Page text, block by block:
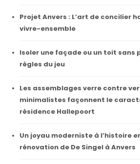
Projet Anvers : L’art de concilier
vivre-ensemble
Isoler une façade ou un toit sans
règles du jeu
Les assemblages verre contre
minimalistes façonnent le
résidence Hallepoort
Un joyau moderniste à l’histoire
rénovation de De Singel à Anvers